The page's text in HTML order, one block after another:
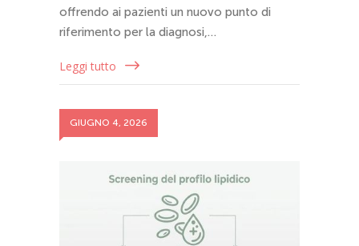
offrendo ai pazienti un nuovo punto di
riferimento per la diagnosi,…
Leggi tutto
GIUGNO 4, 2026